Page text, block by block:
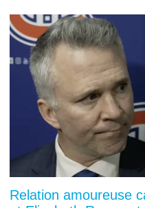
Relation amoureuse